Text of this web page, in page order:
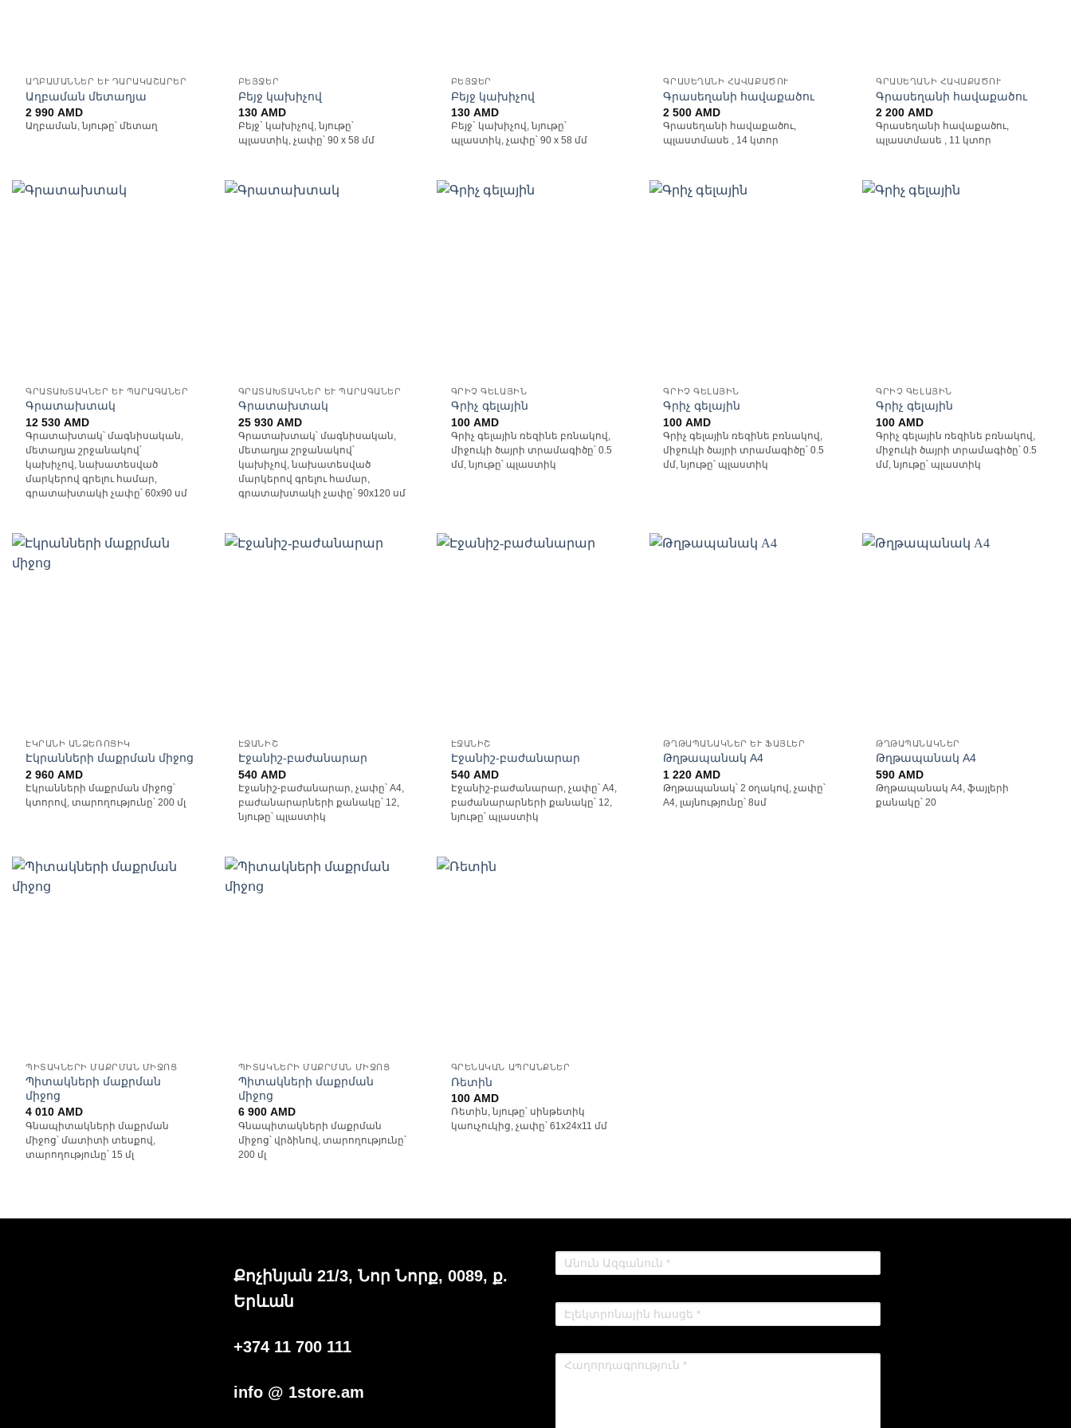
ԱՂԲԱՄԱՆՆԵՐ ԵՒ ԴԱՐԱԿԱՇԱՐԵՐ
Աղբաման մետաղյա
2 990AMD
Աղբաման, նյութը՝ մետաղ
ԲԵՅՋԵՐ
Բեյջ կախիչով
130 AMD
Բեյջ` կախիչով, նյութը՝
պլաստիկ, չափը՝ 90 x 58 մմ
ԲԵՅՋԵՐ
Բեյջ կախիչով
130 AMD
Բեյջ` կախիչով, նյութը՝
պլաստիկ, չափը՝ 90 x 58 մմ
ԳՐԱՍԵՂԱՆԻ ՀԱՎԱՔԱԾՈՒ
Գրասեղանի հավաքածու
2 500AMD
Գրասեղանի հավաքածու,
պլաստմասե , 14 կտոր
ԳՐԱՍԵՂԱՆԻ ՀԱՎԱՔԱԾՈՒ
Գրասեղանի հավաքածու
2 200AMD
Գրասեղանի հավաքածու,
պլաստմասե , 11 կտոր
ԳՐԱՏԱԽՏԱԿՆԵՐ ԵՒ ՊԱՐԱԳԱՆԵՐ
Գրատախտակ
12 530AMD
Գրատախտակ՝ մագնիսական,
մետաղյա շրջանակով՝
կախիչով, նախատեսված
մարկերով գրելու համար,
գրատախտակի չափը՝ 60x90 սմ
ԳՐԱՏԱԽՏԱԿՆԵՐ ԵՒ ՊԱՐԱԳԱՆԵՐ
Գրատախտակ
25 930 AMD
Գրատախտակ՝ մագնիսական,
մետաղյա շրջանակով՝
կախիչով, նախատեսված
մարկերով գրելու համար,
գրատախտակի չափը՝ 90x120 սմ
ԳՐԻՉ ԳԵԼԱՅԻՆ
Գրիչ գելային
100 AMD
Գրիչ գելային ռեզինե բռնակով,
միջուկի ծայրի տրամագիծը՝ 0.5
մմ, նյութը՝ պլաստիկ
ԳՐԻՉ ԳԵԼԱՅԻՆ
Գրիչ գելային
100AMD
Գրիչ գելային ռեզինե բռնակով,
միջուկի ծայրի տրամագիծը՝ 0.5
մմ, նյութը՝ պլաստիկ
ԳՐԻՉ ԳԵԼԱՅԻՆ
Գրիչ գելային
100AMD
Գրիչ գելային ռեզինե բռնակով,
միջուկի ծայրի տրամագիծը՝ 0.5
մմ, նյութը՝ պլաստիկ
ԷԿՐԱՆԻ ԱՆՁԵՌՈՑԻԿ
Էկրանների մաքրման միջոց
2 960AMD
Էկրանների մաքրման միջոց՝
կտորով, տարողությունը՝ 200 մլ
ԷՋԱՆԻՇ
Էջանիշ-բաժանարար
540 AMD
Էջանիշ-բաժանարար, չափը՝ A4,
բաժանարարների քանակը՝ 12,
նյութը՝ պլաստիկ
ԷՋԱՆԻՇ
Էջանիշ-բաժանարար
540 AMD
Էջանիշ-բաժանարար, չափը՝ A4,
բաժանարարների քանակը՝ 12,
նյութը՝ պլաստիկ
ԹՂԹԱՊԱՆԱԿՆԵՐ ԵՒ ՖԱՅԼԵՐ
Թղթապանակ A4
1 220AMD
Թղթապանակ՝ 2 օղակով, չափը՝
A4, լայնությունը՝ 8սմ
ԹՂԹԱՊԱՆԱԿՆԵՐ
Թղթապանակ A4
590AMD
Թղթապանակ А4, ֆայլերի
քանակը՝ 20
ՊԻՏԱԿՆԵՐԻ ՄԱՔՐՄԱՆ ՄԻՋՈՑ
Պիտակների մաքրման
միջոց
4 010AMD
Գնապիտակների մաքրման
միջոց՝ մատիտի տեսքով,
տարողությունը՝ 15 մլ
ՊԻՏԱԿՆԵՐԻ ՄԱՔՐՄԱՆ ՄԻՋՈՑ
Պիտակների մաքրման
միջոց
6 900 AMD
Գնապիտակների մաքրման
միջոց՝ վրձինով, տարողությունը՝
200 մլ
ԳՐԵՆԱԿԱՆ ԱՊՐԱՆՔՆԵՐ
Ռետին
100 AMD
Ռետին, նյութը՝ սինթետիկ
կաուչուկից, չափը՝ 61x24x11 մմ
Քոչինյան 21/3, Նոր Նորք, 0089, ք.
Երևան
+374 11 700 111
info @ 1store.am